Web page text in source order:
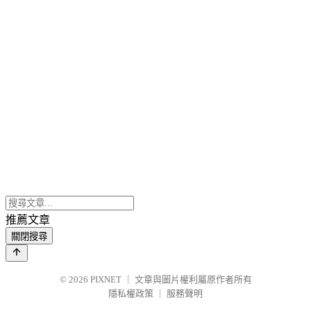
推薦文章
關閉搜尋
© 2026 PIXNET
文章與圖片權利屬原作者所有
隱私權政策
服務聲明